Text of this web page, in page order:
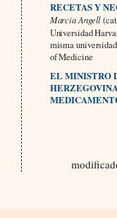
RECETAS Y
Marcia Angell
Universidad
misma
of Medicine
EL MINISTRO